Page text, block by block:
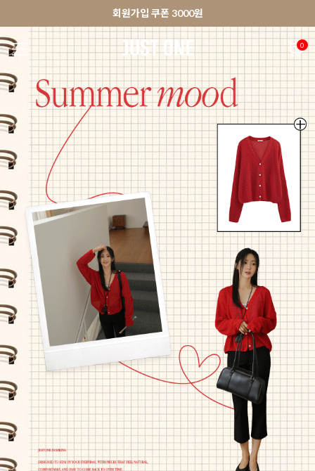
앱 다운로드 10% 할인쿠폰
🚀오늘출발상품 당일발송 배송중
회원가입 쿠폰 3000원
앱 다운로드 10% 할인쿠폰
0
NEW 7% BEST 🚀오늘출발 MADE . J 상의 팬츠